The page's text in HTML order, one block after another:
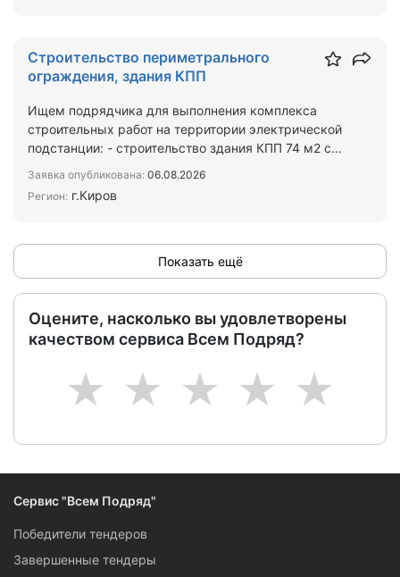
Строительство периметрального
ограждения, здания КПП
Ищем подрядчика для выполнения комплекса
строительных работ на территории электрической
подстанции: - строительство здания КПП 74 м2 с
Заявка опубликована: 06.08.2026
Регион: г.Киров
Показать ещё
Оцените, насколько вы удовлетворены
качеством сервиса Всем Подряд?
5
4
3
2
1
Сервис "Всем Подряд"
Победители тендеров
Завершенные тендеры